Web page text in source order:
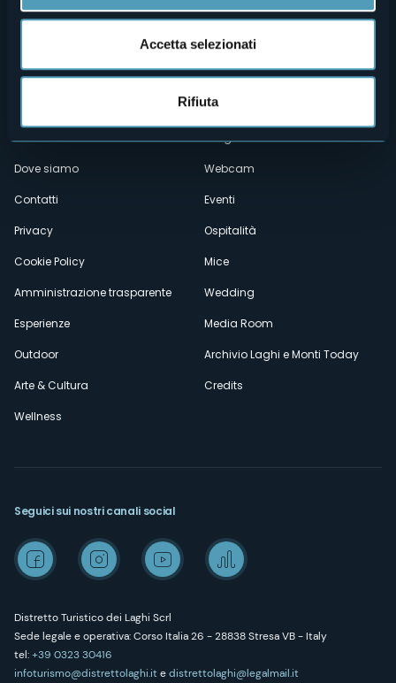
Accetta selezionati
Rifiuta
Menù
secondario
Chi siamo
Dove siamo
Contatti
Privacy
Cookie Policy
Amministrazione trasparente
Esperienze
Outdoor
Arte & Cultura
Wellness
Enogastronomia
Webcam
Eventi
Ospitalità
Mice
Wedding
Media Room
Archivio Laghi e Monti Today
Credits
Distretto Turistico dei Laghi Scrl
Sede legale e operativa: Corso Italia 26 - 28838 Stresa VB - Italy
tel:+39 0323 30416
infoturismo@distrettolaghi.itedistrettolaghi@legalmail.it
Seguici sui nostri canali social